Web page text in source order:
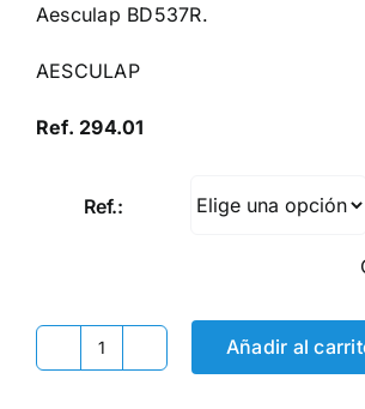
Aesculap BD537R.
AESCULAP
Ref. 294.01
Ref.:
Pinza
Añadir al